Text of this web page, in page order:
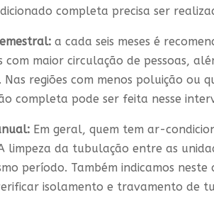
completa precisa ser
a cada seis meses é
com maior circulação de pessoas,
Nas regiões com menos poluição
completa pode ser feita nesse
Em geral, quem tem ar-
limpeza da tubulação entre as
período. Também indicamos
isolamento e travamento de